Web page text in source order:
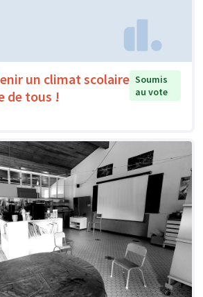
un climat scolaire
de tous !
Soumis
au vote